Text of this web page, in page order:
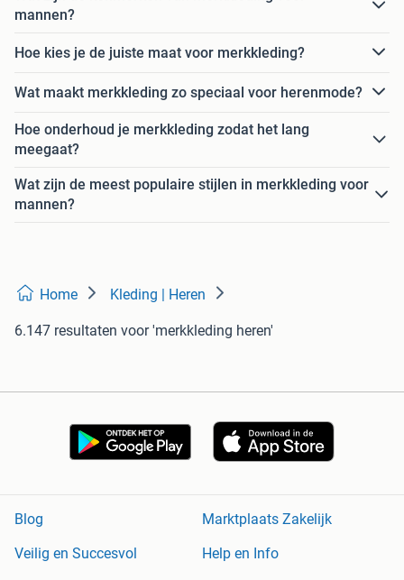
mannen?
Hoe kies je de juiste maat voor merkkleding?
Wat maakt merkkleding zo speciaal voor herenmode?
Hoe onderhoud je merkkleding zodat het lang
meegaat?
Wat zijn de meest populaire stijlen in merkkleding voor
mannen?
Home Kleding | Heren
6.147 resultaten voor 'merkkleding heren'
Blog
Marktplaats Zakelijk
Veilig en Succesvol
Help en Info